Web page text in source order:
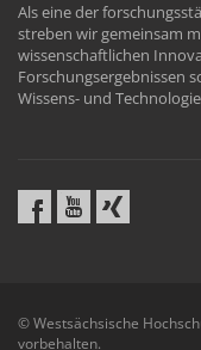
Als eine der
streben wir gemeinsam
wissenschaftlichen
Forschungsergebnissen
Wissens- und
© Westsächsische
vorbehalten.